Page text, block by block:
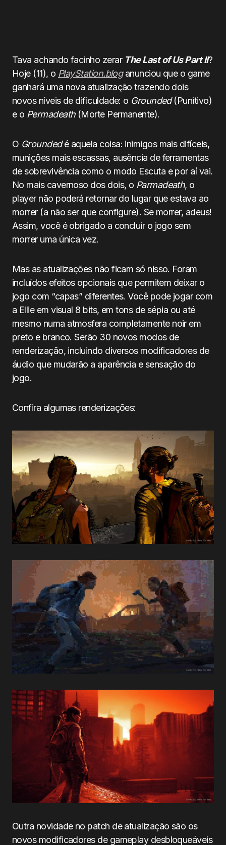
Tava achando facinho zerar The Last of Us Part II?
Hoje (11), o PlayStation.bloganunciou que o game
ganhará uma nova atualização trazendo dois
novos níveis de dificuldade: o Grounded(Punitivo)
e o Permadeath(Morte Permanente).
O Groundedé aquela coisa: inimigos mais difíceis,
munições mais escassas, ausência de ferramentas
de sobrevivência como o modo Escuta e por aí vai.
No mais cavernoso dos dois, o Parmadeath, o
player não poderá retornar do lugar que estava ao
morrer (a não ser que configure). Se morrer, adeus!
Assim, você é obrigado a concluir o jogo sem
morrer uma única vez.
Mas as atualizações não ficam só nisso. Foram
incluídos efeitos opcionais que permitem deixar o
jogo com “capas” diferentes. Você pode jogar com
a Ellie em visual 8 bits, em tons de sépia ou até
mesmo numa atmosfera completamente noir em
preto e branco. Serão 30 novos modos de
renderização, incluindo diversos modificadores de
áudio que mudarão a aparência e sensação do
jogo.
Confira algumas renderizações:
Outra novidade no patch de atualização são os
novos modificadores de gameplay desbloqueáveis